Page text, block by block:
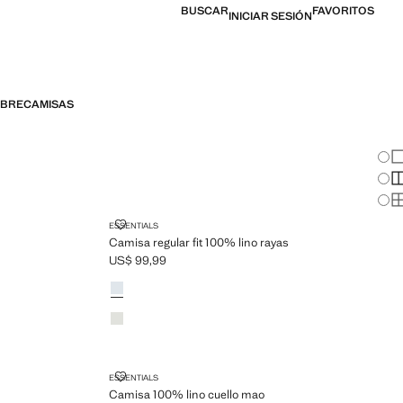
BUSCARINICIAR SESIÓNFAVORITOS
ESSENTIALS
Camisa regular fit 100% lino rayas
CAMISA REGULAR FIT 100% LINO RAYAS
Precio actual [US$ 99,99 ]
US$ 99,99
Colores
Azul celeste
Khaki
ESSENTIALS
Camisa 100% lino cuello mao
CAMISA 100% LINO CUELLO MAO